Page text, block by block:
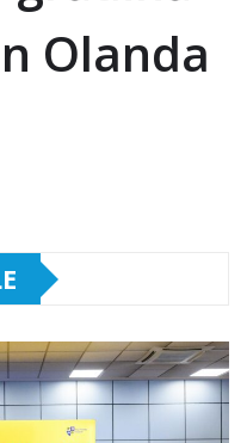
Olanda